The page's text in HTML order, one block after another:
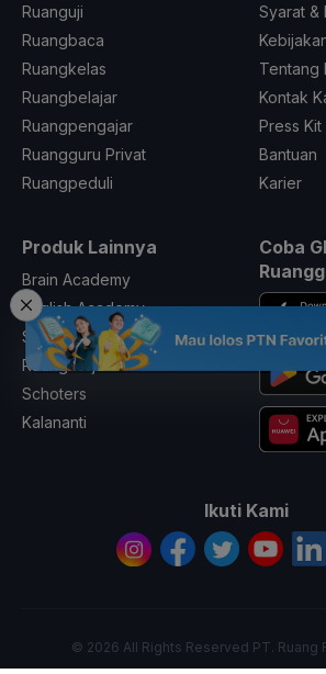
Ruanguji
Ruangbaca
Ruangkelas
Ruangbelajar
Ruangpengajar
Ruangguru Privat
Ruangpeduli
Syarat &
Tentang
Kontak
Press Kit
Bantuan
Karier
Produk Lainnya
Brain Academy
English Academy
Skill Academy
Ruangkerja
Schoters
Kalananti
Coba
Ikuti Kami
© 2026 All Rights Reserved PT. Ruang